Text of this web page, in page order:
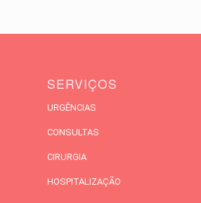
SERVIÇOS
URGÊNCIAS
CONSULTAS
CIRURGIA
HOSPITALIZAÇÃO